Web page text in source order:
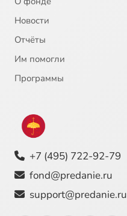
Новости
Отчёты
Им помогли
Программы
+7 (495) 722-92-79
fond@predanie.ru
support@predanie.ru